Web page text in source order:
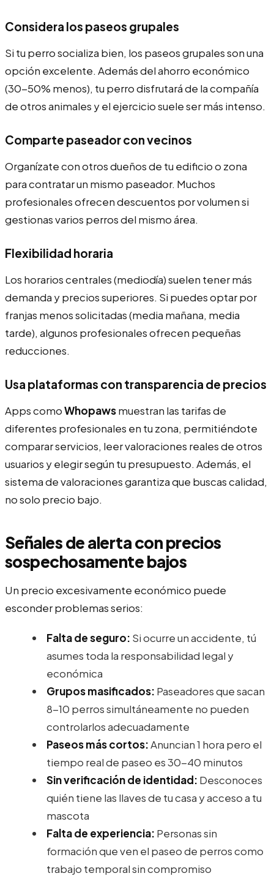
Considera los paseos grupales
Si tu perro socializa bien, los paseos grupales son una
opción excelente. Además del ahorro económico
(30-50% menos), tu perro disfrutará de la compañía
de otros animales y el ejercicio suele ser más intenso.
Comparte paseador con vecinos
Organízate con otros dueños de tu edificio o zona
para contratar un mismo paseador. Muchos
profesionales ofrecen descuentos por volumen si
gestionas varios perros del mismo área.
Flexibilidad horaria
Los horarios centrales (mediodía) suelen tener más
demanda y precios superiores. Si puedes optar por
franjas menos solicitadas (media mañana, media
tarde), algunos profesionales ofrecen pequeñas
reducciones.
Usa plataformas con transparencia de precios
Apps comoWhopawsmuestran las tarifas de
diferentes profesionales en tu zona, permitiéndote
comparar servicios, leer valoraciones reales de otros
usuarios y elegir según tu presupuesto. Además, el
sistema de valoraciones garantiza que buscas calidad,
no solo precio bajo.
Señales de alerta con precios
sospechosamente bajos
Un precio excesivamente económico puede
esconder problemas serios:
Falta de seguro: Si ocurre un accidente, tú
asumes toda la responsabilidad legal y
económica
Grupos masificados: Paseadores que sacan
8-10 perros simultáneamente no pueden
controlarlos adecuadamente
Paseos más cortos:Anuncian 1 hora pero el
tiempo real de paseo es 30-40 minutos
Sin verificación de identidad: Desconoces
quién tiene las llaves de tu casa y acceso a tu
mascota
Falta de experiencia: Personas sin
formación que ven el paseo de perros como
trabajo temporal sin compromiso